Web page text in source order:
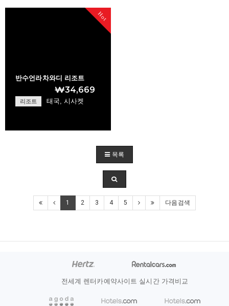
Hot
반수언라차와디 리조트
₩34,669
리조트 태국, 시사켓
목록
1 2 3 4 5 다음검색
전세계 렌터카예약사이트 실시간 가격비교